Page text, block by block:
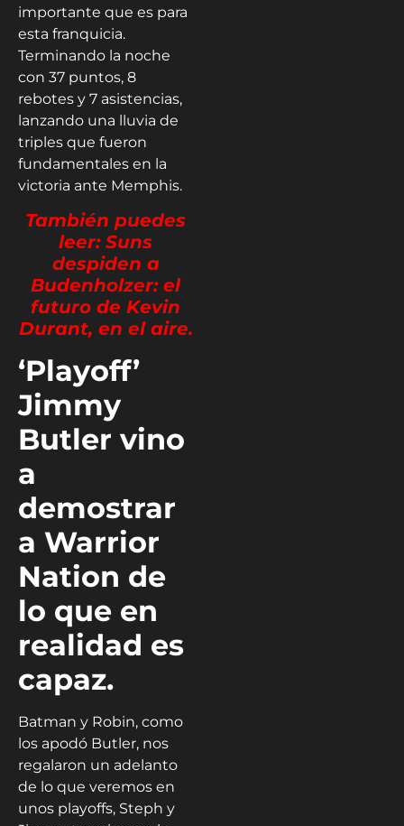
importante que es para
esta franquicia.
Terminando la noche
con 37 puntos, 8
rebotes y 7 asistencias,
lanzando una lluvia de
triples que fueron
fundamentales en la
victoria ante Memphis.
También puedes
leer: Suns
despiden a
Budenholzer: el
futuro de Kevin
Durant, en el aire.
‘Playoff’
Jimmy
Butler vino
a
demostrar
a Warrior
Nation de
lo que en
realidad es
capaz.
Batman y Robin, como
los apodó Butler, nos
regalaron un adelanto
de lo que veremos en
unos playoffs, Steph y